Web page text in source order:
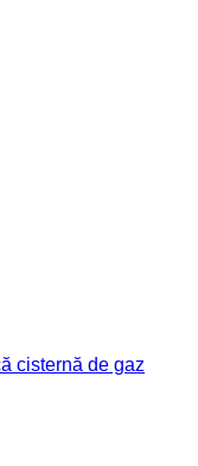
cisternă de gaz